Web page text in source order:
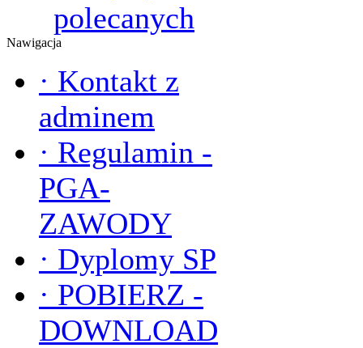
polecanych
Nawigacja
· Kontakt z
adminem
· Regulamin -
PGA-
ZAWODY
· Dyplomy SP
· POBIERZ -
DOWNLOAD